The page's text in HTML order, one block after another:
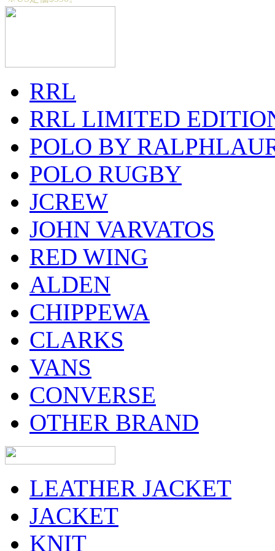
RRL
RRL LIMITED
POLO BY
POLO RUGBY
JCREW
JOHN VARVATOS
RED WING
ALDEN
CHIPPEWA
CLARKS
VANS
CONVERSE
OTHER BRAND
LEATHER JACKET
JACKET
KNIT